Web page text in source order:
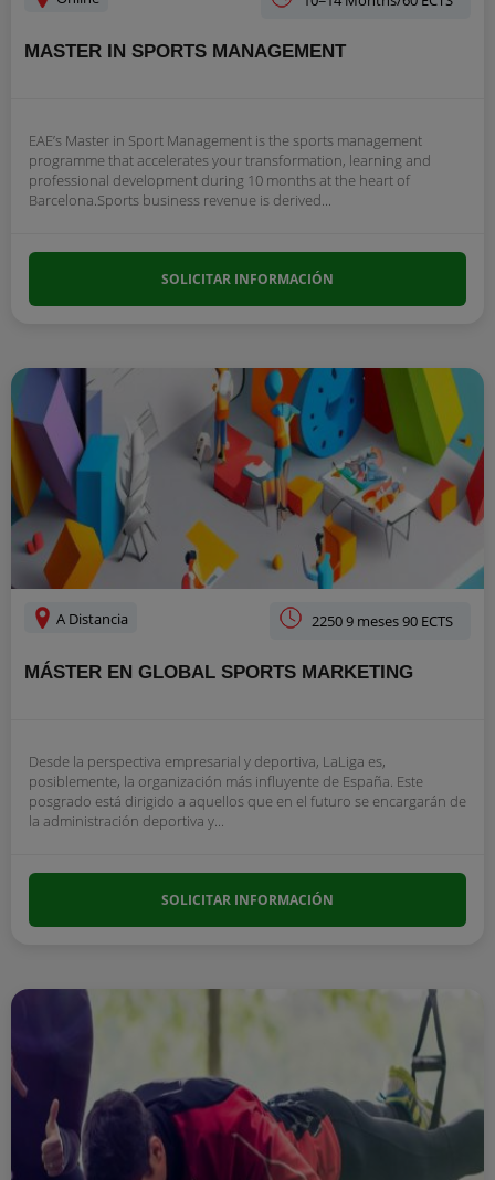
MASTER IN SPORTS MANAGEMENT
EAE’s Master in Sport Management is the sports management
programme that accelerates your transformation, learning and
professional development during 10 months at the heart of
Barcelona.Sports business revenue is derived...
SOLICITAR INFORMACIÓN
A Distancia 2250 9 meses 90 ECTS
MÁSTER EN GLOBAL SPORTS MARKETING
Desde la perspectiva empresarial y deportiva, LaLiga es,
posiblemente, la organización más influyente de España. Este
posgrado está dirigido a aquellos que en el futuro se encargarán de
la administración deportiva y...
SOLICITAR INFORMACIÓN